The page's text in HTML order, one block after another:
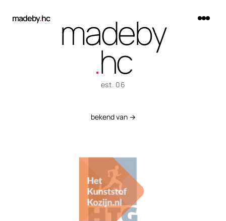
madeby.hc madeby
.hc
est. 06
Werk
bekend van →